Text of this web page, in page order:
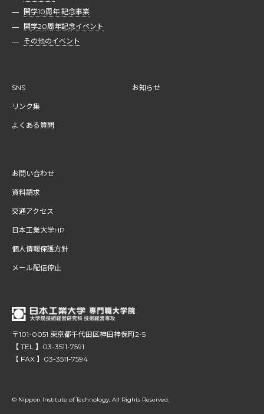
開学10周年 記念事業
開学20周年記念イベント
その他のイベント
SNS
リンク集
よくある質問
お知らせ
お問い合わせ
資料請求
交通アクセス
日本工業大学HP
個人情報保護方針
メール配信停止
〒101-0051 東京都千代田区神田神保町2-5
【 TEL 】03-3511-7591
【 FAX 】03-3511-7594
© Nippon Institute of Technology, All Rights Reserved.